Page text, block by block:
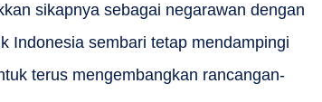
sikapnya sebagai negarawan dengan
Indonesia sembari tetap mendampingi
terus mengembangkan rancangan-